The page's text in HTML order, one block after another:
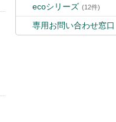
ecoシリーズ (12件)
専用お問い合わせ窓口